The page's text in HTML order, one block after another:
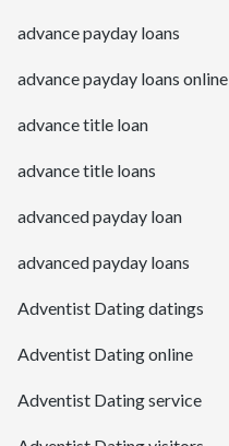
advance payday loans
advance payday loans online
advance title loan
advance title loans
advanced payday loan
advanced payday loans
Adventist Dating datings
Adventist Dating online
Adventist Dating service